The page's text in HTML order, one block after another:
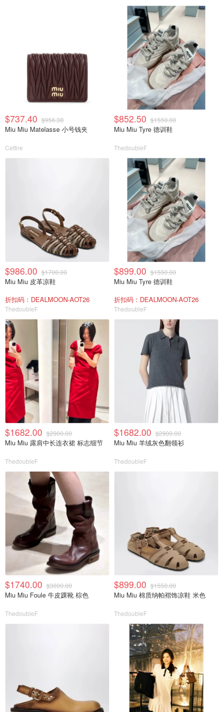
$737.40 $956.38
Miu Miu Matelasse 小号钱夹
Cettire
$852.50 $1550.00
Miu Miu Tyre 德训鞋
ThedoubleF
$986.00 $1700.00
Miu Miu 皮革凉鞋
折扣码：DEALMOON-AOT26
ThedoubleF
$899.00 $1550.00
Miu Miu Tyre 德训鞋
折扣码：DEALMOON-AOT26
ThedoubleF
$1682.00 $2900.00
Miu Miu 露肩中长连衣裙 标志细节
ThedoubleF
$1682.00 $2900.00
Miu Miu 羊绒灰色翻领衫
ThedoubleF
$1740.00 $3000.00
Miu Miu Foule 牛皮踝靴 棕色
ThedoubleF
$899.00 $1550.00
Miu Miu 棉质纳帕褶饰凉鞋 米色
ThedoubleF